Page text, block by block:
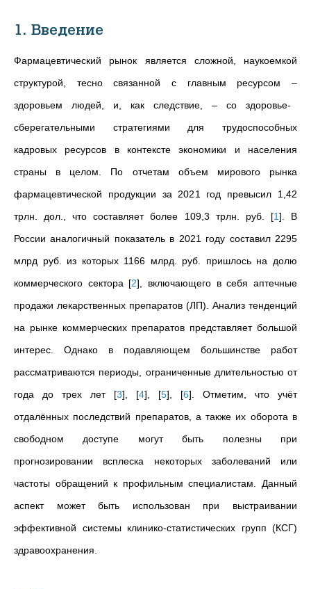
1. Введение
Фармацевтический рынок является сложной, наукоемкой
структурой, тесно связанной с главным ресурсом –
здоровьем людей, и, как следствие, – со здоровье-
сберегательными стратегиями для трудоспособных
кадровых ресурсов в контексте экономики и населения
страны в целом. По отчетам объем мирового рынка
фармацевтической продукции за 2021 год превысил 1,42
трлн. дол., что составляет более 109,3 трлн. руб. [1] . В
России аналогичный показатель в 2021 году составил 2295
млрд руб. из которых 1166 млрд. руб. пришлось на долю
коммерческого сектора [2] , включающего в себя аптечные
продажи лекарственных препаратов (ЛП). Анализ тенденций
на рынке коммерческих препаратов представляет большой
интерес. Однако в подавляющем большинстве работ
рассматриваются периоды, ограниченные длительностью от
года до трех лет [3] [4] [5] [6] . Отметим, что учёт
отдалённых последствий препаратов, а также их оборота в
свободном доступе могут быть полезны при
прогнозировании всплеска некоторых заболеваний или
частоты обращений к профильным специалистам. Данный
аспект может быть использован при выстраивании
эффективной системы клинико-статистических групп (КСГ)
здравоохранения.